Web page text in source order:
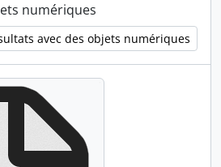
numériques
avec des objets numériques